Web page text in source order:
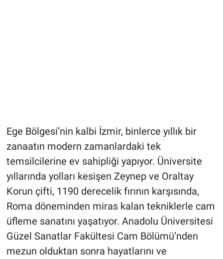
Ege Bölgesi’nin kalbi İzmir, binlerce yıllık bir
zanaatın modern zamanlardaki tek
temsilcilerine ev sahipliği yapıyor. Üniversite
yıllarında yolları kesişen Zeynep ve Oraltay
Korun çifti, 1190 derecelik fırının karşısında,
Roma döneminden miras kalan tekniklerle cam
üfleme sanatını yaşatıyor. Anadolu Üniversitesi
Güzel Sanatlar Fakültesi Cam Bölümü’nden
mezun olduktan sonra hayatlarını ve